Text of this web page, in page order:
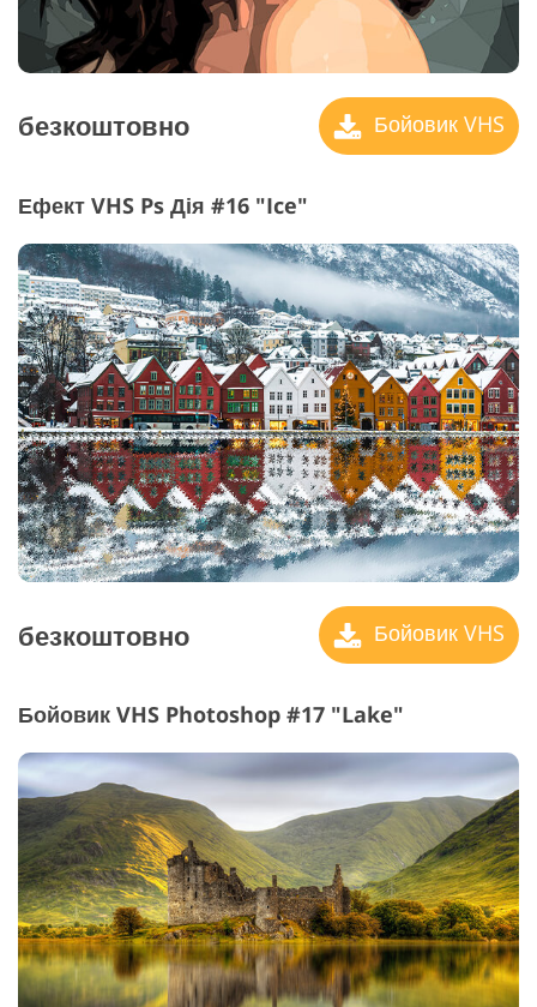
безкоштовно Бойовик VHS
Ефект VHS Ps Дія #16 "Ice"
безкоштовно Бойовик VHS
Бойовик VHS Photoshop #17 "Lake"